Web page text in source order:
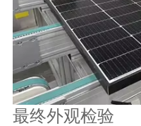
最终外观检验